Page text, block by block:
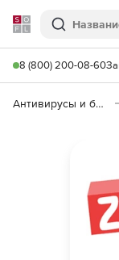
Softline
Поиск
8 (800) 200-08-60
Антивирусы и безопасность